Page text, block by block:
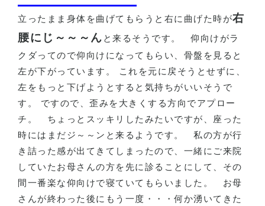
立ったまま身体を曲げてもらうと右に曲げた時が右
腰にじ～～～ん と来るそうです。
仰向けがラ
クダってので仰向けになってもらい、骨盤を見ると
左が下がっています。 これを元に戻そうとせずに、
左をもっと下げようとすると気持ちがいいそうで
す。 ですので、歪みを大きくする方向でアプロー
チ。
ちょっとスッキリしたみたいですが、座った
時にはまだジ～～ンと来るようです。
私の方が行
き詰った感が出てきてしまったので、一緒にご来院
していたお母さんの方を先に診ることにして、その
間一番楽な仰向けで寝ていてもらいました。
お母
さんが終わった後にもう一度・・・何か湧いてきた